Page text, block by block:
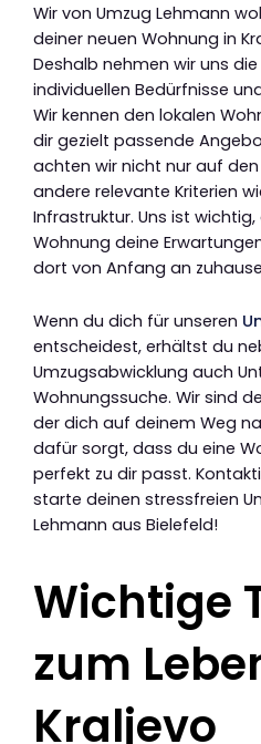
Wir von Umzug Lehmann
deiner neuen Wohnung in
Deshalb nehmen wir uns
individuellen Bedürfnisse
Wir kennen den lokalen
dir gezielt passende
achten wir nicht nur auf den
andere relevante Kriterien
Infrastruktur. Uns ist
Wohnung deine
dort von Anfang an
Wenn du dich für unseren
entscheidest, erhältst du
Umzugsabwicklung auch
Wohnungssuche. Wir sind
der dich auf deinem Weg
dafür sorgt, dass du eine
perfekt zu dir passt.
starte deinen stressfreien
Lehmann aus Bielefeld!
Wichtige
zum
Kraljevo